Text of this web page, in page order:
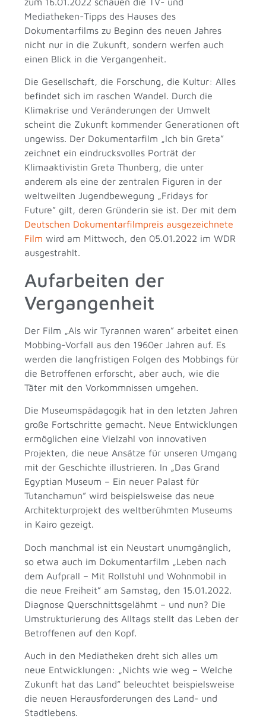
Mediatheken-Tipps des Hauses des
Dokumentarfilms zu Beginn des neuen Jahres
nicht nur in die Zukunft, sondern werfen auch
einen Blick in die Vergangenheit.
Die Gesellschaft, die Forschung, die Kultur: Alles
befindet sich im raschen Wandel. Durch die
Klimakrise und Veränderungen der Umwelt
scheint die Zukunft kommender Generationen oft
ungewiss. Der Dokumentarfilm „Ich bin Greta”
zeichnet ein eindrucksvolles Porträt der
Klimaaktivistin Greta Thunberg, die unter
anderem als eine der zentralen Figuren in der
weltweilten Jugendbewegung „Fridays for
Future” gilt, deren Gründerin sie ist. Der mit dem
Deutschen Dokumentarfilmpreis ausgezeichnete
Film wird am Mittwoch, den 05.01.2022 im WDR
ausgestrahlt.
Aufarbeiten der
Vergangenheit
Der Film „Als wir Tyrannen waren” arbeitet einen
Mobbing-Vorfall aus den 1960er Jahren auf. Es
werden die langfristigen Folgen des Mobbings für
die Betroffenen erforscht, aber auch, wie die
Täter mit den Vorkommnissen umgehen.
Die Museumspädagogik hat in den letzten Jahren
große Fortschritte gemacht. Neue Entwicklungen
ermöglichen eine Vielzahl von innovativen
Projekten, die neue Ansätze für unseren Umgang
mit der Geschichte illustrieren. In „Das Grand
Egyptian Museum – Ein neuer Palast für
Tutanchamun” wird beispielsweise das neue
Architekturprojekt des weltberühmten Museums
in Kairo gezeigt.
Doch manchmal ist ein Neustart unumgänglich,
so etwa auch im Dokumentarfilm „Leben nach
dem Aufprall – Mit Rollstuhl und Wohnmobil in
die neue Freiheit” am Samstag, den 15.01.2022.
Diagnose Querschnittsgelähmt – und nun? Die
Umstrukturierung des Alltags stellt das Leben der
Betroffenen auf den Kopf.
Auch in den Mediatheken dreht sich alles um
neue Entwicklungen: „Nichts wie weg – Welche
Zukunft hat das Land” beleuchtet beispielsweise
die neuen Herausforderungen des Land- und
Stadtlebens.